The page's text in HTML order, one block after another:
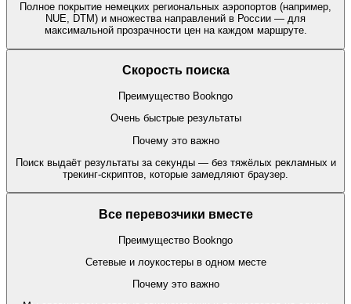
Полное покрытие немецких региональных аэропортов (например,
NUE, DTM) и множества направлений в России — для
максимальной прозрачности цен на каждом маршруте.
Скорость поиска
Преимущество Bookngo
Очень быстрые результаты
Почему это важно
Поиск выдаёт результаты за секунды — без тяжёлых рекламных и
трекинг-скриптов, которые замедляют браузер.
Все перевозчики вместе
Преимущество Bookngo
Сетевые и лоукостеры в одном месте
Почему это важно